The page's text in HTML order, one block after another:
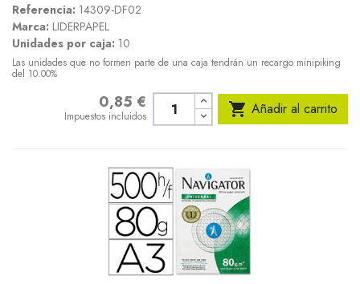
Referencia: 14309-DF02
Marca: LIDERPAPEL
Unidades por caja: 10
Las unidades que no formen parte de una caja tendrán un recargo minipiking
del 10.00%
0,85 €
Impuestos incluidos  Añadir al carrito